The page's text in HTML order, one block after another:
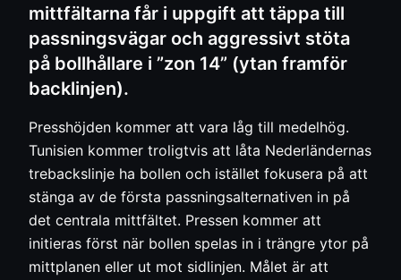
mittfältarna får i uppgift att täppa till
passningsvägar och aggressivt stöta
på bollhållare i ”zon 14” (ytan framför
backlinjen).
Presshöjden kommer att vara låg till medelhög.
Tunisien kommer troligtvis att låta Nederländernas
trebackslinje ha bollen och istället fokusera på att
stänga av de första passningsalternativen in på
det centrala mittfältet. Pressen kommer att
initieras först när bollen spelas in i trängre ytor på
mittplanen eller ut mot sidlinjen. Målet är att